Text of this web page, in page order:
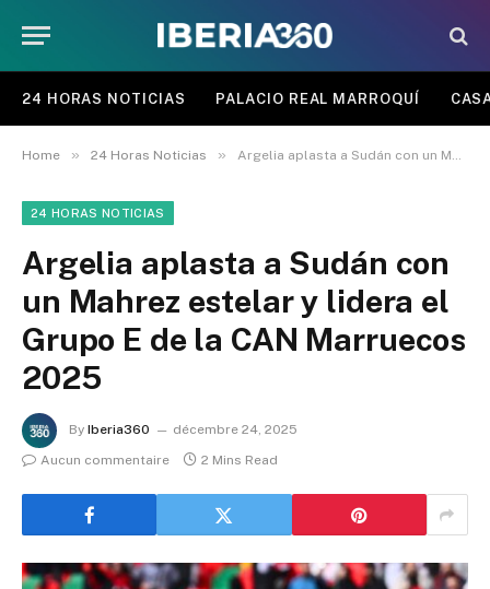
24 HORAS NOTICIAS PALACIO REAL MARROQUÍ
Home » 24 Horas Noticias » Argelia aplasta a Sudán con un Mahrez estelar y lidera el Grupo E de la CAN Marruecos 2025
24 HORAS NOTICIAS
Argelia aplasta a Sudán con
un Mahrez estelar y lidera el
Grupo E de la CAN Marruecos
2025
By Iberia360
décembre 24, 2025
Aucun commentaire
2 Mins Read